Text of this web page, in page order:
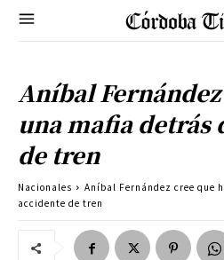
Aníbal
una mafia detrás
de tren
Nacionales
Aníbal Fernández cree que
accidente de tren